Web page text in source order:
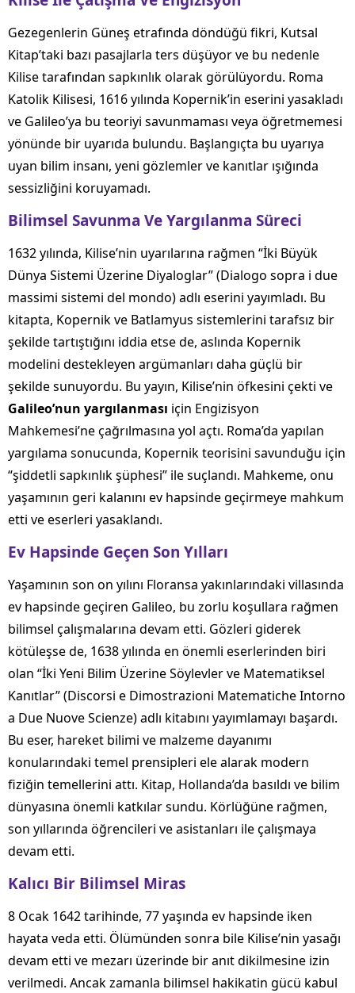
Gezegenlerin Güneş etrafında döndüğü fikri, Kutsal
Kitap’taki bazı pasajlarla ters düşüyor ve bu nedenle
Kilise tarafından sapkınlık olarak görülüyordu. Roma
Katolik Kilisesi, 1616 yılında Kopernik’in eserini yasakladı
ve Galileo’ya bu teoriyi savunmaması veya öğretmemesi
yönünde bir uyarıda bulundu. Başlangıçta bu uyarıya
uyan bilim insanı, yeni gözlemler ve kanıtlar ışığında
sessizliğini koruyamadı.
Bilimsel Savunma Ve Yargılanma Süreci
1632 yılında, Kilise’nin uyarılarına rağmen “İki Büyük
Dünya Sistemi Üzerine Diyaloglar” (Dialogo sopra i due
massimi sistemi del mondo) adlı eserini yayımladı. Bu
kitapta, Kopernik ve Batlamyus sistemlerini tarafsız bir
şekilde tartıştığını iddia etse de, aslında Kopernik
modelini destekleyen argümanları daha güçlü bir
şekilde sunuyordu. Bu yayın, Kilise’nin öfkesini çekti ve
Galileo’nun yargılanması için Engizisyon
Mahkemesi’ne çağrılmasına yol açtı. Roma’da yapılan
yargılama sonucunda, Kopernik teorisini savunduğu için
“şiddetli sapkınlık şüphesi” ile suçlandı. Mahkeme, onu
yaşamının geri kalanını ev hapsinde geçirmeye mahkum
etti ve eserleri yasaklandı.
Ev Hapsinde Geçen Son Yılları
Yaşamının son on yılını Floransa yakınlarındaki villasında
ev hapsinde geçiren Galileo, bu zorlu koşullara rağmen
bilimsel çalışmalarına devam etti. Gözleri giderek
kötüleşse de, 1638 yılında en önemli eserlerinden biri
olan “İki Yeni Bilim Üzerine Söylevler ve Matematiksel
Kanıtlar” (Discorsi e Dimostrazioni Matematiche Intorno
a Due Nuove Scienze) adlı kitabını yayımlamayı başardı.
Bu eser, hareket bilimi ve malzeme dayanımı
konularındaki temel prensipleri ele alarak modern
fiziğin temellerini attı. Kitap, Hollanda’da basıldı ve bilim
dünyasına önemli katkılar sundu. Körlüğüne rağmen,
son yıllarında öğrencileri ve asistanları ile çalışmaya
devam etti.
Kalıcı Bir Bilimsel Miras
8 Ocak 1642 tarihinde, 77 yaşında ev hapsinde iken
hayata veda etti. Ölümünden sonra bile Kilise’nin yasağı
devam etti ve mezarı üzerinde bir anıt dikilmesine izin
verilmedi. Ancak zamanla bilimsel hakikatin gücü kabul